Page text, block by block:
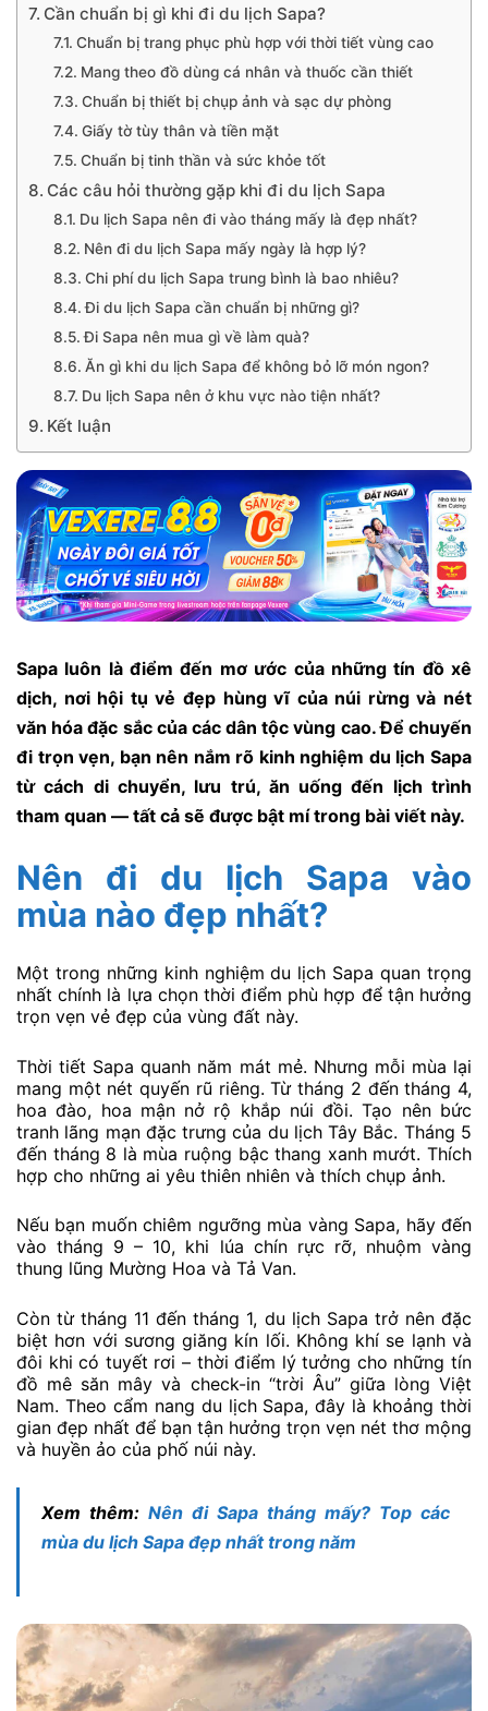
Cần chuẩn bị gì khi đi du lịch Sapa?
Chuẩn bị trang phục phù hợp với thời tiết vùng cao
Mang theo đồ dùng cá nhân và thuốc cần thiết
Chuẩn bị thiết bị chụp ảnh và sạc dự phòng
Giấy tờ tùy thân và tiền mặt
Chuẩn bị tinh thần và sức khỏe tốt
Các câu hỏi thường gặp khi đi du lịch Sapa
Du lịch Sapa nên đi vào tháng mấy là đẹp nhất?
Nên đi du lịch Sapa mấy ngày là hợp lý?
Chi phí du lịch Sapa trung bình là bao nhiêu?
Đi du lịch Sapa cần chuẩn bị những gì?
Đi Sapa nên mua gì về làm quà?
Ăn gì khi du lịch Sapa để không bỏ lỡ món ngon?
Du lịch Sapa nên ở khu vực nào tiện nhất?
Kết luận
Sapa luôn là điểm đến mơ ước của những tín đồ xê
dịch, nơi hội tụ vẻ đẹp hùng vĩ của núi rừng và nét
văn hóa đặc sắc của các dân tộc vùng cao. Để chuyến
đi trọn vẹn, bạn nên nắm rõ kinh nghiệm du lịch Sapa
từ cách di chuyển, lưu trú, ăn uống đến lịch trình
tham quan — tất cả sẽ được bật mí trong bài viết này.
Nên đi du lịch Sapa vào
mùa nào đẹp nhất?
Một trong những kinh nghiệm du lịch Sapa quan trọng
nhất chính là lựa chọn thời điểm phù hợp để tận hưởng
trọn vẹn vẻ đẹp của vùng đất này.
Thời tiết Sapa quanh năm mát mẻ. Nhưng mỗi mùa lại
mang một nét quyến rũ riêng. Từ tháng 2 đến tháng 4,
hoa đào, hoa mận nở rộ khắp núi đồi. Tạo nên bức
tranh lãng mạn đặc trưng của du lịch Tây Bắc. Tháng 5
đến tháng 8 là mùa ruộng bậc thang xanh mướt. Thích
hợp cho những ai yêu thiên nhiên và thích chụp ảnh.
Nếu bạn muốn chiêm ngưỡng mùa vàng Sapa, hãy đến
vào tháng 9 – 10, khi lúa chín rực rỡ, nhuộm vàng
thung lũng Mường Hoa và Tả Van.
Còn từ tháng 11 đến tháng 1, du lịch Sapa trở nên đặc
biệt hơn với sương giăng kín lối. Không khí se lạnh và
đôi khi có tuyết rơi – thời điểm lý tưởng cho những tín
đồ mê săn mây và check-in “trời Âu” giữa lòng Việt
Nam. Theo cẩm nang du lịch Sapa, đây là khoảng thời
gian đẹp nhất để bạn tận hưởng trọn vẹn nét thơ mộng
và huyền ảo của phố núi này.
Xem thêm: Nên đi Sapa tháng mấy? Top các
mùa du lịch Sapa đẹp nhất trong năm